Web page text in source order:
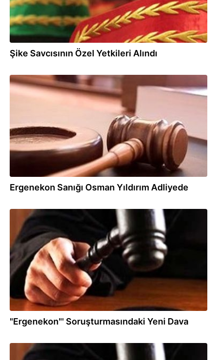
Şike Savcısının Özel Yetkileri Alındı
06.06.2012
Ergenekon Sanığı Osman Yıldırım Adliyede
04.06.2012
"Ergenekon"' Soruşturmasındaki Yeni Dava
13.04.2012